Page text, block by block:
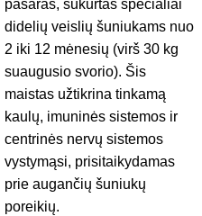
pašaras, sukurtas specialiai
didelių veislių šuniukams nuo
2 iki 12 mėnesių (virš 30 kg
suaugusio svorio). Šis
maistas užtikrina tinkamą
kaulų, imuninės sistemos ir
centrinės nervų sistemos
vystymąsi, prisitaikydamas
prie augančių šuniukų
poreikių.